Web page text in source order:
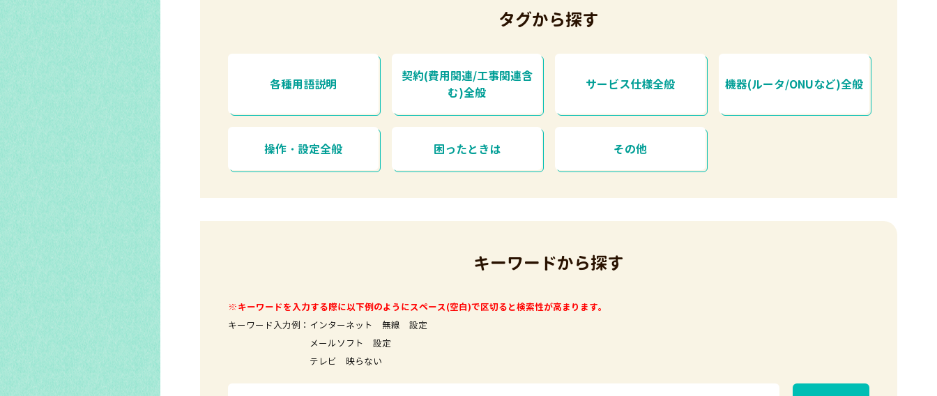
タグから探す
各種用語説明
契約(費用関連/工事関連含
む)全般
サービス仕様全般 機器(ルータ/ONUなど)全般
操作・設定全般 困ったときは その他
キーワードから探す
※キーワードを入力する際に以下例のようにスペース(空白)で区切ると検索性が高まります。
キーワード入力例：インターネット 無線 設定
メールソフト 設定
テレビ 映らない